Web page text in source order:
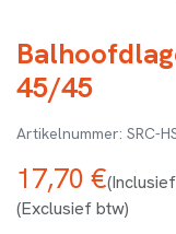
45/45
SRC-
17,70 €
(Exclusief btw)